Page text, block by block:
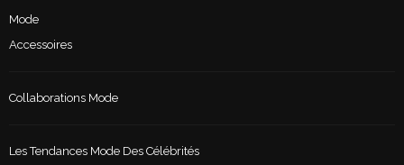
Mode
Accessoires
Collaborations Mode
Les Tendances Mode Des Célébrités